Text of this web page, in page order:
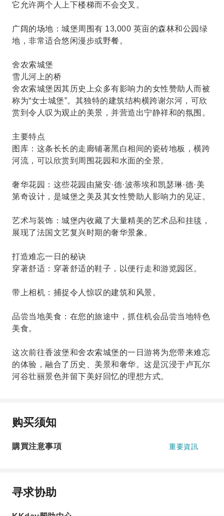
它允许两个人上下楼梯而不会交叉。
广阔的场地：城堡周围有 13,000 英亩的森林和公园绿
地，非常适合悠闲漫步或野餐。
舍农索城堡
雪儿河上的桥
舍农索城堡因其历史上众多有影响力的女性赞助人而被
称为“女士城堡”。其独特的建筑结构横跨谢尔河，可欣
赏到令人叹为观止的美景，并营造出宁静祥和的氛围。
主要特点
图库：这条长长的走廊铺著黑白相间的瓷砖地板，横跨
河流，可以欣赏到周围花园和水面的全景。
奢华花园：这些花园由黛安·德·波蒂埃和凯瑟琳·德·美
第奇设计，是城堡之美及其女性赞助人影响力的见证。
艺术与装饰：城堡内收藏了大量精美的艺术品和挂毯，
展现了法国文艺复兴时期的奢华景象。
打造难忘一日的秘诀
穿著舒适：穿著舒适的鞋子，以便行走和游览园区。
带上相机：捕捉令人惊叹的建筑和风景。
品尝当地美食：在您的旅途中，抓住机会品尝当地特色
美食。
这次前往香波堡和舍农索城堡的一日游将为您带来难忘
的体验，融合了历史、美景和奢华。这是沉浸于卢瓦尔
河谷壮丽景色并留下美好回忆的理想方式。
购买须知
購買注意事項 重要資訊
寻求协助